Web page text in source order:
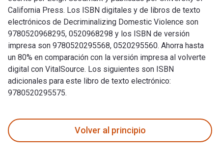
California Press. Los ISBN digitales y de libros de texto
electrónicos de Decriminalizing Domestic Violence son
9780520968295, 0520968298 y los ISBN de versión
impresa son 9780520295568, 0520295560. Ahorra hasta
un 80% en comparación con la versión impresa al volverte
digital con VitalSource. Los siguientes son ISBN
adicionales para este libro de texto electrónico:
9780520295575.
Volver al principio